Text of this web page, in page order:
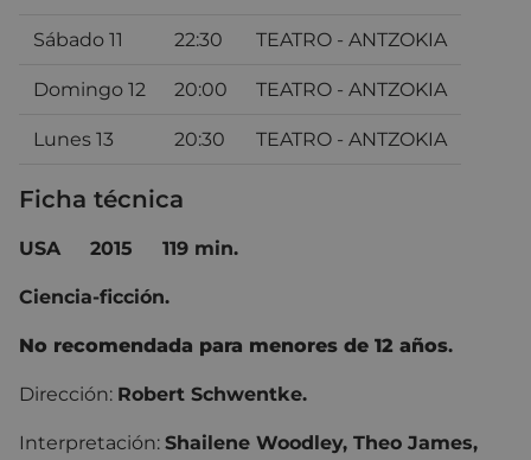
Sábado 11 22:30 TEATRO - ANTZOKIA
Domingo 12 20:00 TEATRO - ANTZOKIA
Lunes 13 20:30 TEATRO - ANTZOKIA
Ficha técnica
USA 2015 119 min.
Ciencia-ficción.
No recomendada para menores de 12 años.
Dirección: Robert Schwentke.
Interpretación: Shailene Woodley, Theo James,